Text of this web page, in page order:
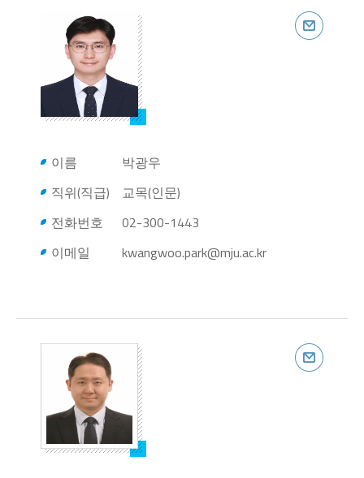
이름
박광우
직위(직급)
교목(인문)
전화번호
02-300-1443
이메일
kwangwoo.park@mju.ac.kr